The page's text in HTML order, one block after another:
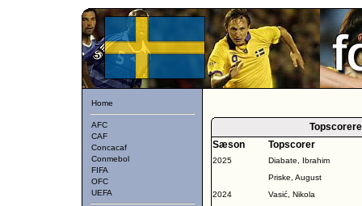
Home
AFC
CAF
Concacaf
Conmebol
FIFA
OFC
UEFA
Sæson
Topscorer
2025
Diabate, Ibrahim
Priske, August
2024
Vasić, Nikola